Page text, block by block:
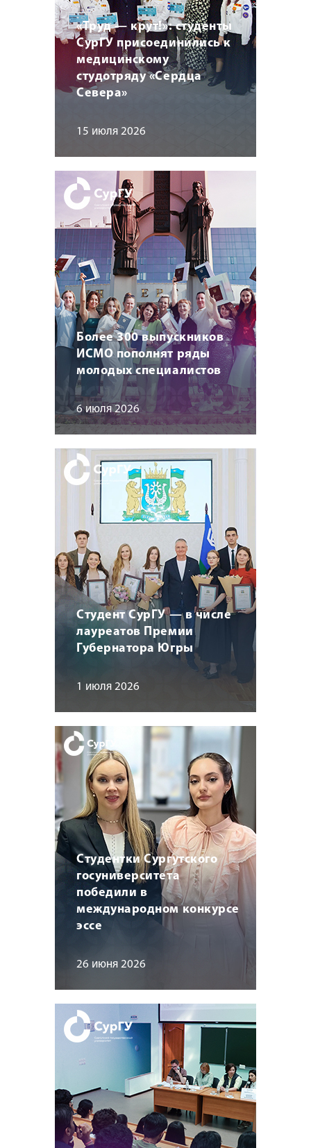
«Труд — крут!»: студенты
СурГУ присоединились к
медицинскому
студотряду «Сердца
Севера»
15 июля 2026
Более 300 выпускников
ИСМО пополнят ряды
молодых специалистов
6 июля 2026
Студент СурГУ — в числе
лауреатов Премии
Губернатора Югры
1 июля 2026
Студентки Сургутского
госуниверситета
победили в
международном конкурсе
эссе
26 июня 2026